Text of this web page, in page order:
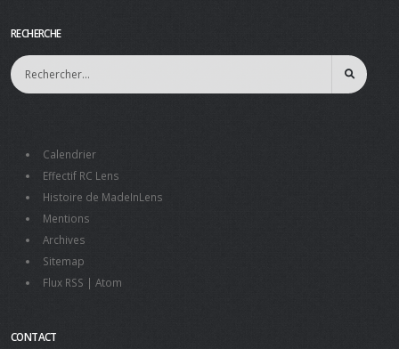
RECHERCHE
Calendrier
Effectif RC Lens
Histoire de MadeInLens
Mentions
Archives
Sitemap
Flux RSS | Atom
CONTACT